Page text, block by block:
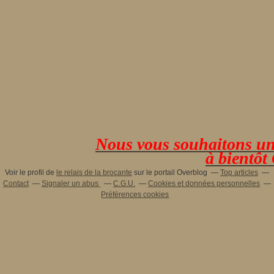
Nous vous souhaitons
à bientôt
Voir le profil de le relais de la brocante sur le portail Overblog
Top articles
Contact
Signaler un abus C.G.U.
Cookies et données personnelles
Préférences cookies